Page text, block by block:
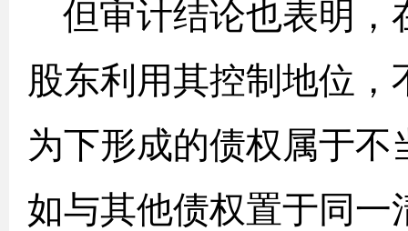
但审计结论也表明，
股东利用其控制地位
为下形成的债权属于
如与其他债权置于同